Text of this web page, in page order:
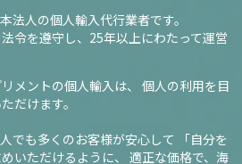
確認／選び直す
法人の個人輸入代行業者です。
令を遵守し、 25年以上にわたって運営
メントの個人輸入は、 個人の利用を目
だけます。
でも多くのお客様が安心して
「自分を
いただけるように、 適正な価格で、海